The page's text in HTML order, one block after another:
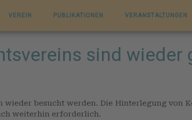
VEREIN PUBLIKATIONEN VERANSTALTUNGEN
sind wieder
besucht werden. Die Hinterlegung von
weiterhin erforderlich.